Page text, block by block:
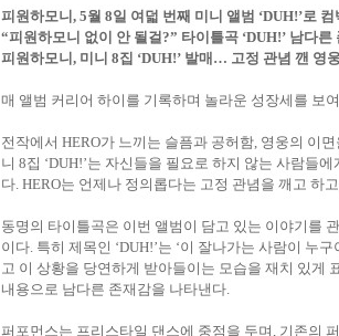
피원하모니 , 5월 8일 여덟 번째 미니 앨범 ‘DUH!’로 컴
“피원하모니 없이 안 될걸?” 타이틀곡 ‘DUH!’ 남다른
피원하모니 , 미니 8집 ‘DUH!’ 발매 … 고정 관념 깬 영
매 앨범 커리어 하이를 기록하며 놀라운 성장세를 보
전작에서 HERO가 느끼는 슬픔과 공허함, 영웅의 이
니 8집 ‘DUH!’는 자신들을 필요로 하지 않는 사람들에
다. HERO는 언제나 정의롭다는 고정 관념을 깨고 하
동명의 타이틀곡은 이번 앨범이 담고 있는 이야기를
이다. 특히 제목인 ‘DUH!’는 ‘이 잘나가는 사람이 누구
고 이 상황을 당연하게 받아들이는 모습을 재치 있게
내용으로 남다른 존재감을 나타낸다.
퍼포먼스는 프리스타일 댄스에 중점을 두며 , 기존의